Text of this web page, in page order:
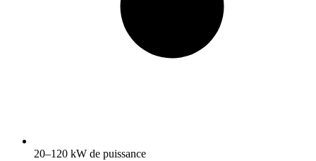
20–120 kW de puissance